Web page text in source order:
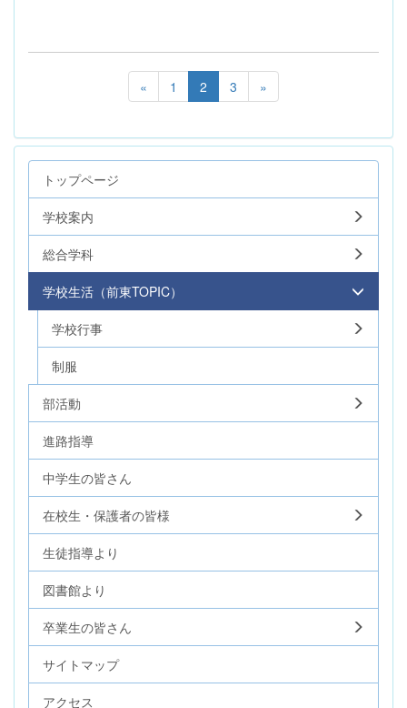
« 1 2 3 »
トップページ
学校案内
総合学科
学校生活（前東TOPIC）
学校行事
制服
部活動
進路指導
中学生の皆さん
在校生・保護者の皆様
生徒指導より
図書館より
卒業生の皆さん
サイトマップ
アクセス